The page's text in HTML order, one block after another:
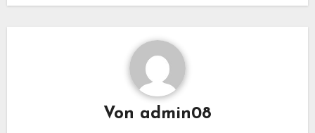
Von admin08